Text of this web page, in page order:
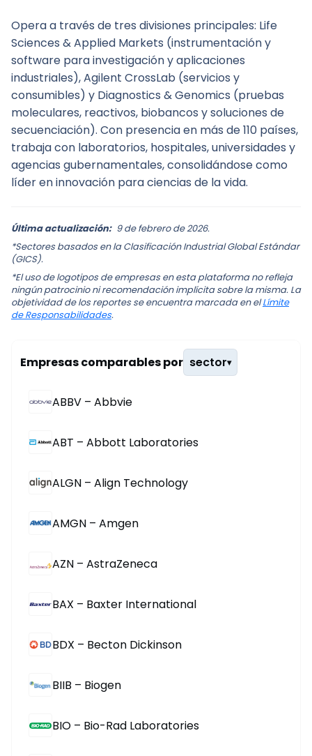
Opera a través de tres divisiones principales: Life
Sciences & Applied Markets (instrumentación y
software para investigación y aplicaciones
industriales), Agilent CrossLab (servicios y
consumibles) y Diagnostics & Genomics (pruebas
moleculares, reactivos, biobancos y soluciones de
secuenciación). Con presencia en más de 110 países,
trabaja con laboratorios, hospitales, universidades y
agencias gubernamentales, consolidándose como
líder en innovación para ciencias de la vida.
Última actualización: 9 de febrero de 2026.
*Sectores basados en la Clasificación Industrial Global Estándar
(GICS).
*El uso de logotipos de empresas en esta plataforma no refleja
ningún patrocinio ni recomendación implícita sobre la misma. La
objetividad de los reportes se encuentra marcada en elLímite
de Responsabilidades.
Empresas comparables por sector▾
ABBV – Abbvie
ABT – Abbott Laboratories
ALGN – Align Technology
AMGN – Amgen
AZN – AstraZeneca
BAX – Baxter International
BDX – Becton Dickinson
BIIB – Biogen
BIO – Bio-Rad Laboratories